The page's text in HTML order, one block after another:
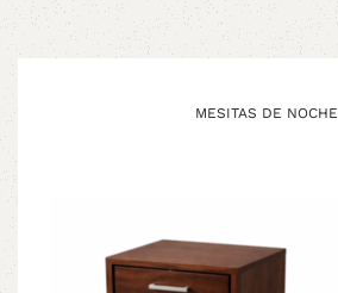
MESITAS DE NOCHE